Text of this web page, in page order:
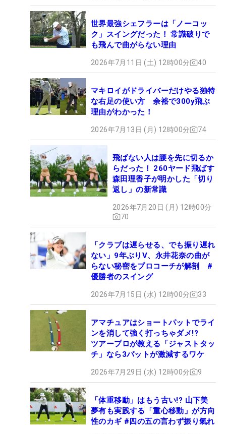
世界最強シェフラーは「ノーコッ
ク」スイングだった！ 常識破りで
も飛んで曲がらない理由
2026年7月11日 (土) 12時00分 40
マキロイがドライバーだけやる独特
な右足の使い方 余裕で300y飛ぶ
理由がわかった！
2026年7月13日 (月) 12時00分 74
飛ばない人は腰を先に切るか
らだった！ 260ヤード飛ばす
森田理香子が明かした「切り
返し」の新常識
2026年7月20日 (月) 12時00分
70
「クラブは遅らせる、でも振り遅れ
ない」9年ぶりV、永井花奈の曲が
らない秘密をプロコーチが解剖 #
優勝者のスイング
2026年7月15日 (水) 12時00分 33
アマチュアはショートパットでライ
ンを消して強く打っちゃダメ!?
ツアープロが教える「ジャストタッ
チ」なら3パットが激減するワケ
2026年7月29日 (水) 12時00分 9
「体重移動」はもう古い!? 山下美
夢有も実践する「重心移動」が方向
性のカギ #四の五の言わず振り氣れ